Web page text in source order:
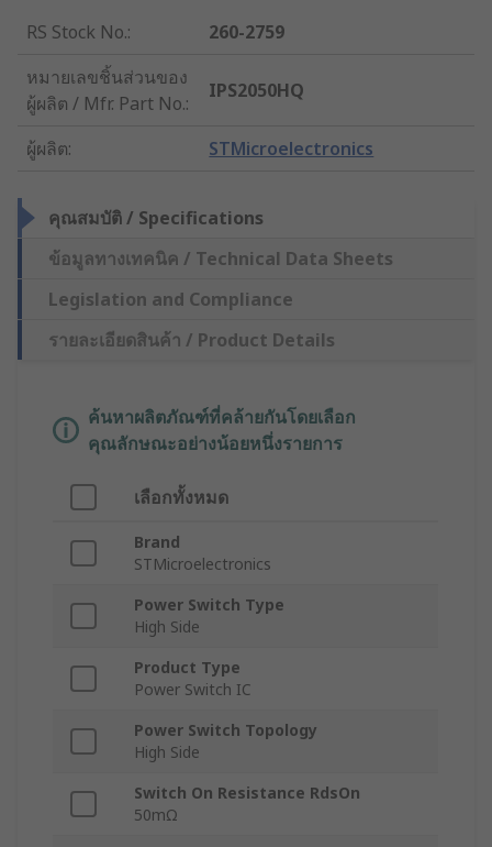
RS Stock No.:
260-2759
หมายเลขชิ้นส่วนของ
ผู้ผลิต / Mfr. Part No.:
IPS2050HQ
ผู้ผลิต: STMicroelectronics
คุณสมบัติ / Specifications
ข้อมูลทางเทคนิค / Technical Data Sheets
Legislation and Compliance
รายละเอียดสินค้า / Product Details
ค้นหาผลิตภัณฑ์ที่คล้ายกันโดยเลือก
คุณลักษณะอย่างน้อยหนึ่งรายการ
เลือกทั้งหมด
Brand
STMicroelectronics
Power Switch Type
High Side
Product Type
Power Switch IC
Power Switch Topology
High Side
Switch On Resistance RdsOn
50mΩ